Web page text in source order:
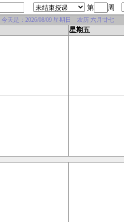
第 周
是：2026/08/09 星期日 农历 六月廿七
星期五